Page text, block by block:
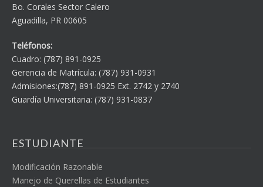
Bo. Corales Sector Calero
Aguadilla, PR 00605
Teléfonos:
Cuadro: (787) 891-0925
Gerencia de Matrícula: (787) 931-0931
Admisiones:(787) 891-0925 Ext. 2742 y 2740
Guardía Universitaria: (787) 931-0837
ESTUDIANTE
Modificación Razonable
Manejo de Querellas de Estudiantes